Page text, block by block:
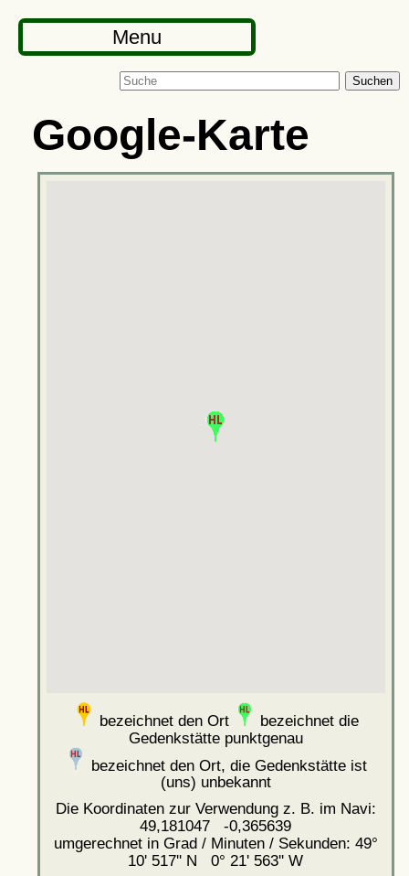
Menu
Suchen
Google-Karte
bezeichnet den Ort
bezeichnet die
Gedenkstätte punktgenau
bezeichnet den Ort, die Gedenkstätte ist
(uns) unbekannt
Die Koordinaten zur Verwendung z. B. im Navi:
49,181047 -0,365639
umgerechnet in Grad / Minuten / Sekunden: 49°
10' 517'' N 0° 21' 563'' W